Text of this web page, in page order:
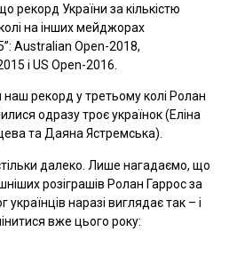
рекорд України за кількістю
на інших мейджорах
Australian Open-2018,
і US Open-2016.
наш рекорд у третьому колі Ролан
одразу троє українок (Еліна
та Даяна Ястремська).
далеко. Лише нагадаємо, що
розіграшів Ролан Гаррос за
наразі виглядає так – і
вже цього року: